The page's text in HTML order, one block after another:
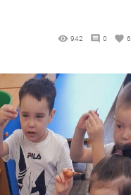
942 0 6